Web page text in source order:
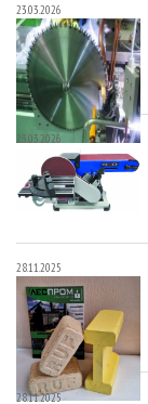
23.03.2026
23.03.2026
28.11.2025
28.11.2025